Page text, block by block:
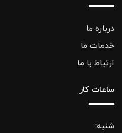
درباره ما
خدمات ما
ارتباط با ما
ساعات کار
شنبه: